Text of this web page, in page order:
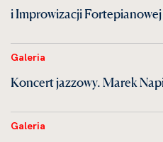
i Improwizacji Fortepianowej
Galeria
Koncert jazzowy. Marek
Galeria